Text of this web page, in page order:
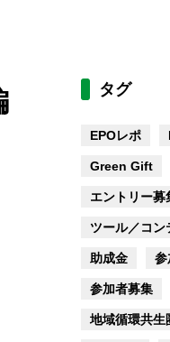
タグ
EPOレポ
Green Gift
エントリー募
ツール／コン
助成金 参
参加者募集
地域循環共生